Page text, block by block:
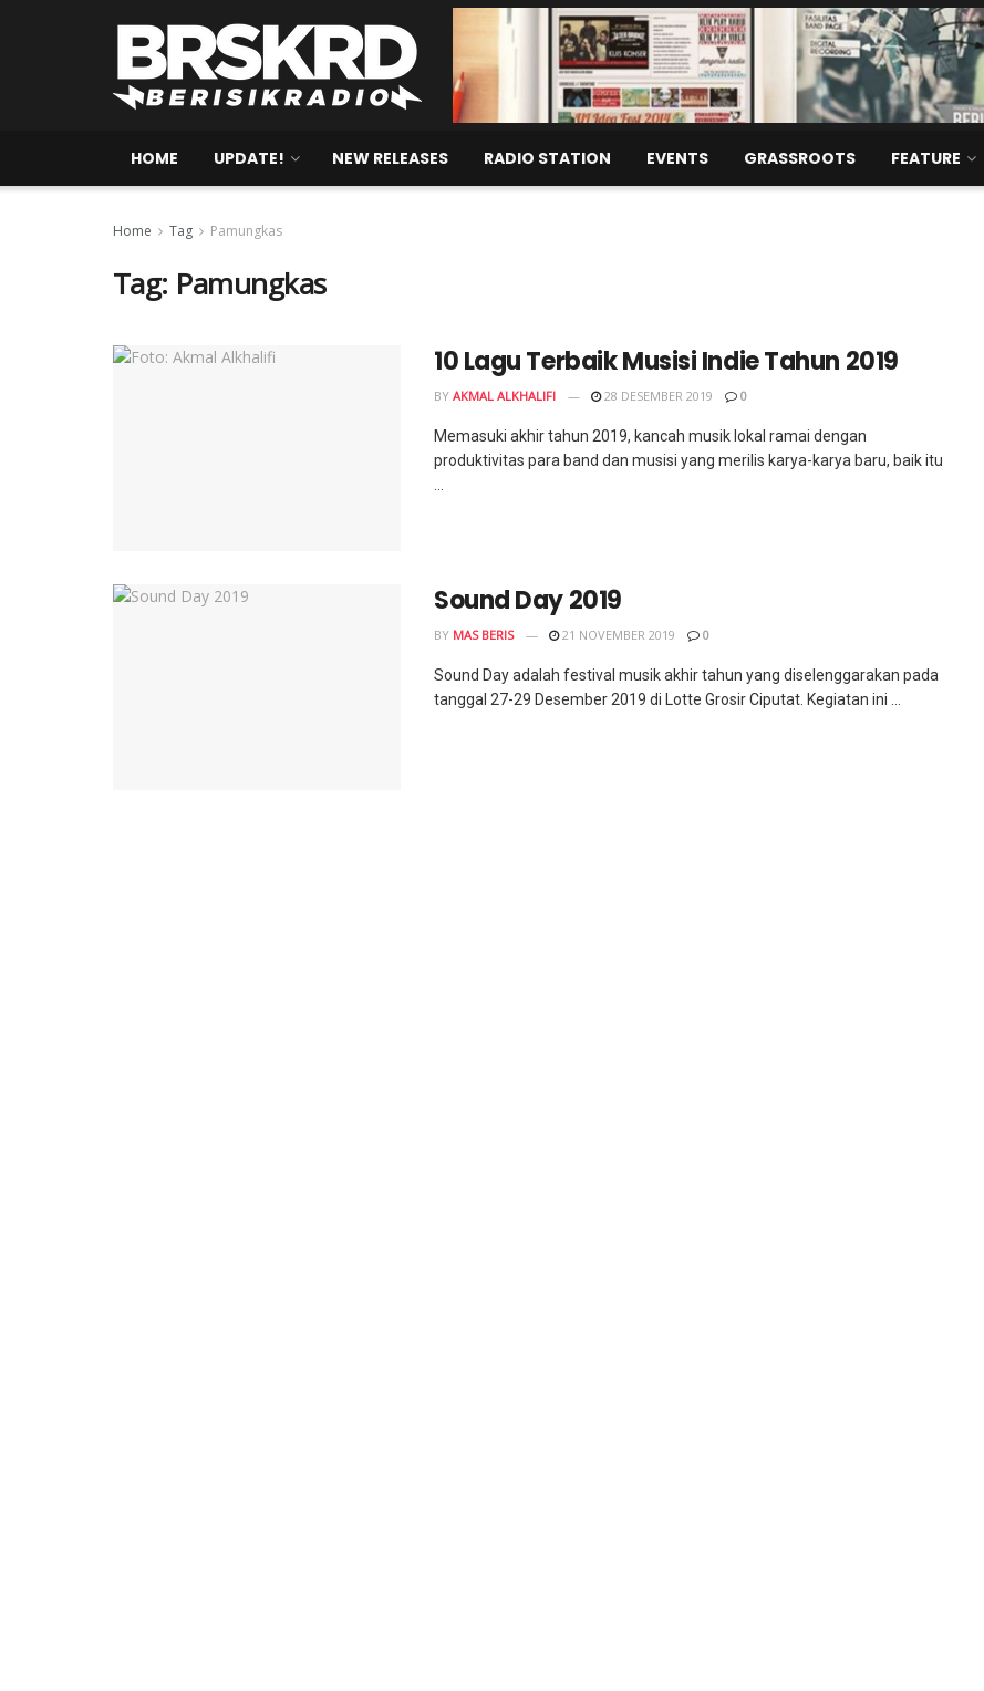
HOME UPDATE! NEW RELEASES RADIO STATION EVENTS GRASSROOTS FEATURE
Home Tag Pamungkas
Tag: Pamungkas
10 Lagu Terbaik Musisi Indie Tahun 2019
BY AKMAL ALKHALIFI 28 DESEMBER 2019 0
Memasuki akhir tahun 2019, kancah musik lokal ramai dengan
produktivitas para band dan musisi yang merilis karya-karya baru, baik itu
Sound Day 2019
BY MAS BERIS 21 NOVEMBER 2019 0
Sound Day adalah festival musik akhir tahun yang diselenggarakan pada
tanggal 27-29 Desember 2019 di Lotte Grosir Ciputat. Kegiatan ini ...